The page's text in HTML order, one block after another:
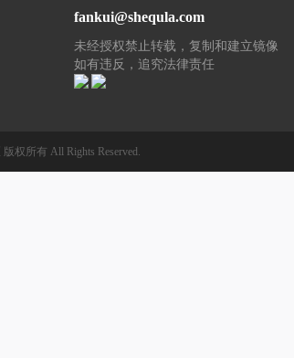
fankui@shequla.com
未经授权禁止转载，复制和建立镜像
如有违反，追究法律责任
版权所有 All Rights Reserved.